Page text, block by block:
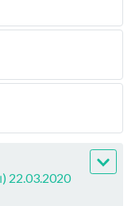
22.03.2020